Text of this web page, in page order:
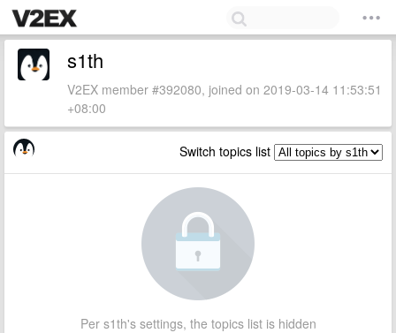
s1th
V2EX member #392080, joined on 2019-03-14 11:53:51
+08:00
Switch topics list
Per s1th's settings, the topics list is hidden